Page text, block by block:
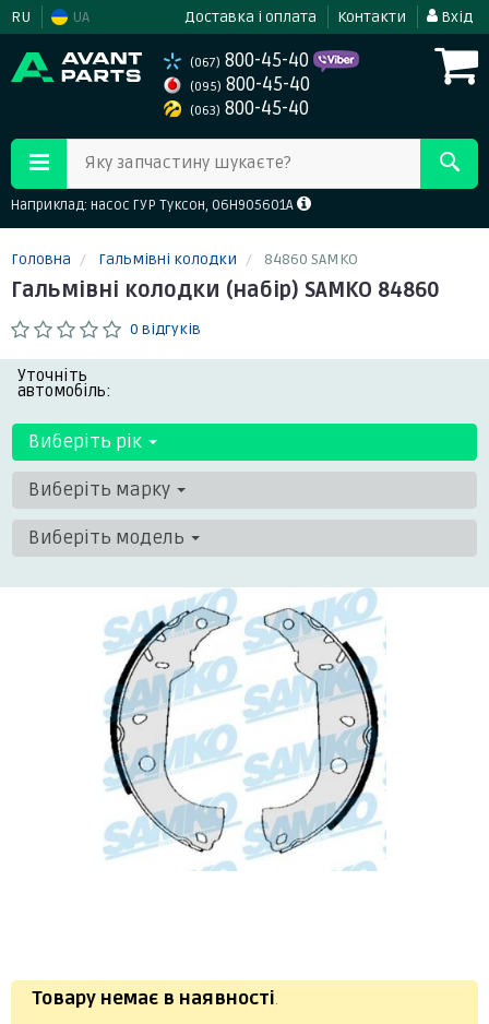
RU UA Доставка і оплата Контакти Вхід
(067) 800-45-40
(095) 800-45-40
(063) 800-45-40
Яку запчастину шукаєте?
Наприклад: насос ГУР Туксон, 06H905601A
Головна Гальмівні колодки 84860 SAMKO
Гальмівні колодки (набір) SAMKO 84860
0 відгуків
Уточніть
автомобіль:
Виберіть рік
Виберіть марку
Виберіть модель
Товару немає в наявності.